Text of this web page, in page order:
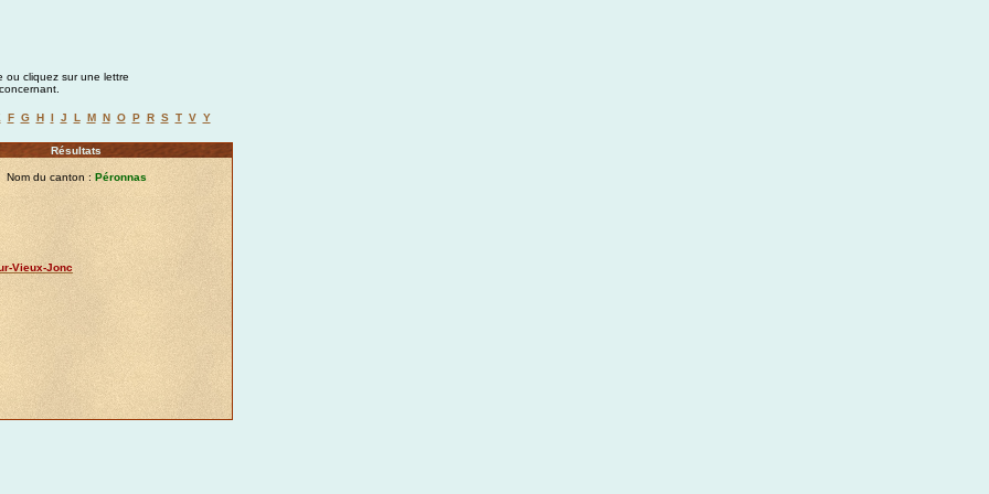
ou cliquez sur une lettre
F G H I J L M N O P R S T V Y
Résultats
Nom du canton : Péronnas
Vieux-Jonc